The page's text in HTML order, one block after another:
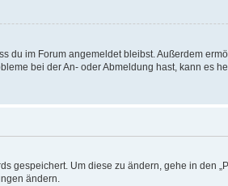
du im Forum angemeldet bleibst. Außerdem
bei der An- oder Abmeldung hast, kann es
Um diese zu ändern, gehe in den
ändern.